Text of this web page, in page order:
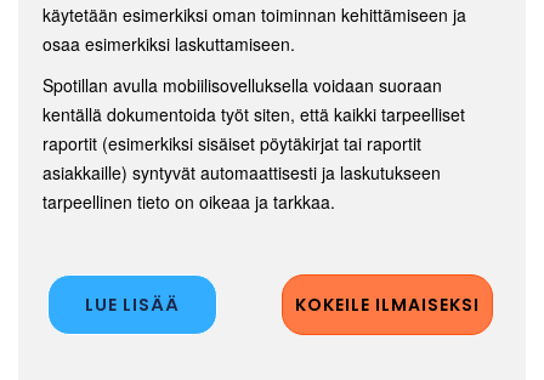
käytetään esimerkiksi oman toiminnan kehittämiseen ja
osaa esimerkiksi laskuttamiseen.
Spotillan avulla mobiilisovelluksella voidaan suoraan
kentällä dokumentoida työt siten, että kaikki tarpeelliset
raportit (esimerkiksi sisäiset pöytäkirjat tai raportit
asiakkaille) syntyvät automaattisesti ja laskutukseen
tarpeellinen tieto on oikeaa ja tarkkaa.
LUE LISÄÄ KOKEILE ILMAISEKSI